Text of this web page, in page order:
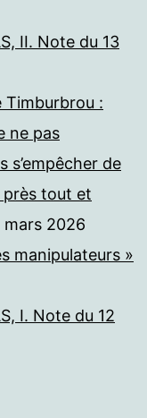
II. Note du 13
Timburbrou :
ne pas
s’empêcher de
près tout et
mars 2026
manipulateurs »
I. Note du 12